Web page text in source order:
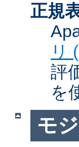
正規
リ
評
を
モ